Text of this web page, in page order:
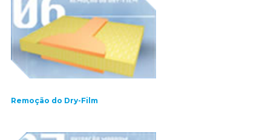
Remoção do Dry-Film